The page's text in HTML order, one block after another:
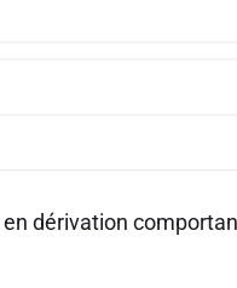
dérivation